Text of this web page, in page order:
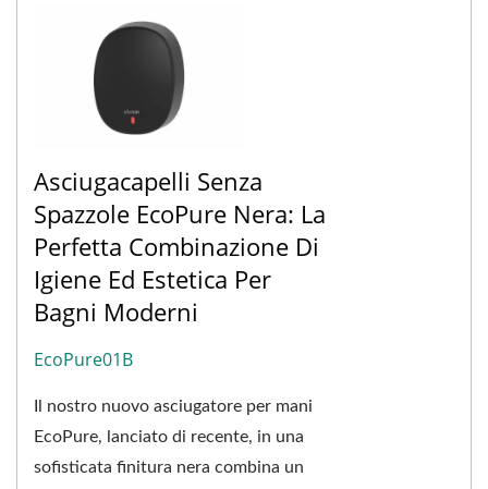
Asciugacapelli Senza
Spazzole EcoPure Nera: La
Perfetta Combinazione Di
Igiene Ed Estetica Per
Bagni Moderni
EcoPure01B
Il nostro nuovo asciugatore per mani
EcoPure, lanciato di recente, in una
sofisticata finitura nera combina un